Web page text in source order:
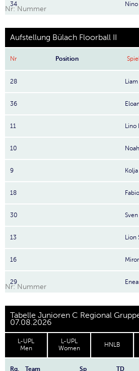
34
Nr: Nummer
Aufstellung Bülach Floorball II
Nr Position
28
36
11 Lino
10
9
18
30
13 Lion
16
29
Nr: Nummer
Tabelle Junioren C Regional
07.08.2026
L-UPL
Men
L-UPL
Women
HNLB
Rg. Team Sp TD